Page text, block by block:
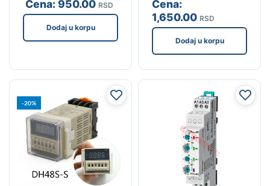
Cena:950.00 RSD
Dodaj u korpu
Cena:
1,650.00 RSD
Dodaj u korpu
-20%